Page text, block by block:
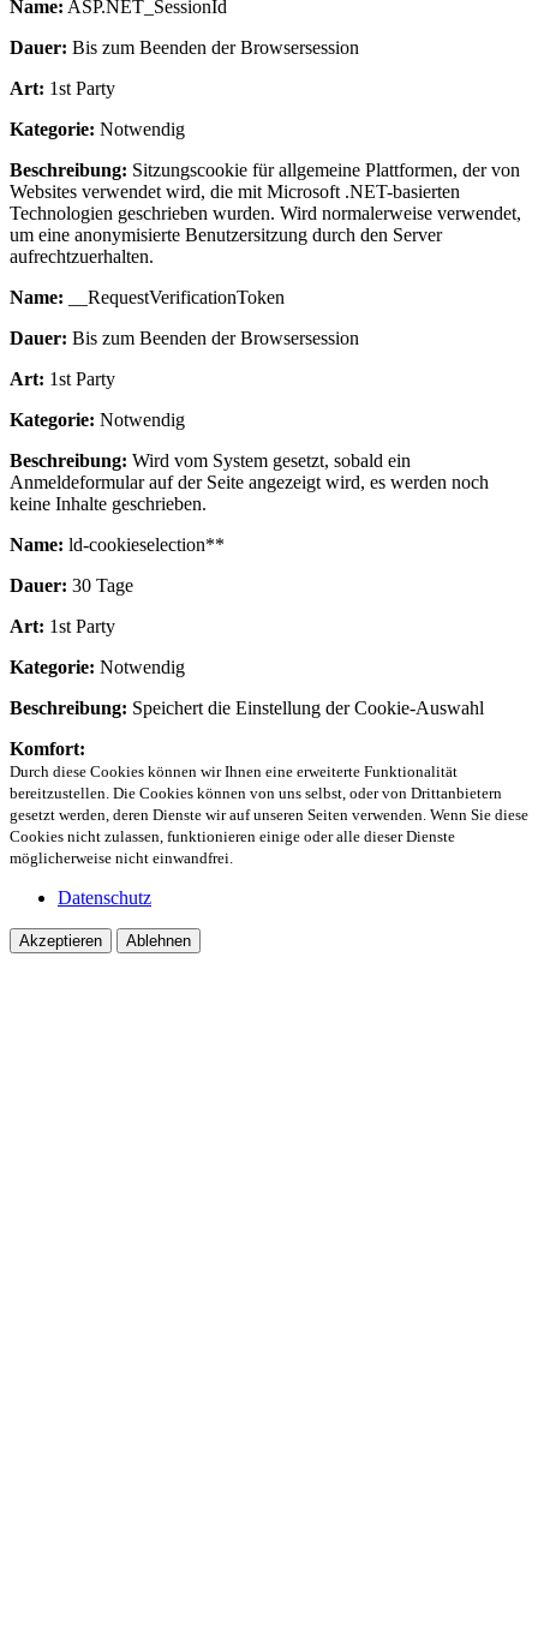
Name: ASP.NET_SessionId
Dauer: Bis zum Beenden der Browsersession
Art: 1st Party
Kategorie: Notwendig
Beschreibung: Sitzungscookie für allgemeine Plattformen, der von
Websites verwendet wird, die mit Microsoft .NET-basierten
Technologien geschrieben wurden. Wird normalerweise verwendet,
um eine anonymisierte Benutzersitzung durch den Server
aufrechtzuerhalten.
Name: __RequestVerificationToken
Dauer: Bis zum Beenden der Browsersession
Art: 1st Party
Kategorie: Notwendig
Beschreibung: Wird vom System gesetzt, sobald ein
Anmeldeformular auf der Seite angezeigt wird, es werden noch
keine Inhalte geschrieben.
Name: ld-cookieselection**
Dauer: 30 Tage
Art: 1st Party
Kategorie: Notwendig
Beschreibung: Speichert die Einstellung der Cookie-Auswahl
Komfort:
Durch diese Cookies können wir Ihnen eine erweiterte Funktionalität
bereitzustellen. Die Cookies können von uns selbst, oder von Drittanbietern
gesetzt werden, deren Dienste wir auf unseren Seiten verwenden. Wenn Sie diese
Cookies nicht zulassen, funktionieren einige oder alle dieser Dienste
möglicherweise nicht einwandfrei.
Datenschutz
Akzeptieren Ablehnen